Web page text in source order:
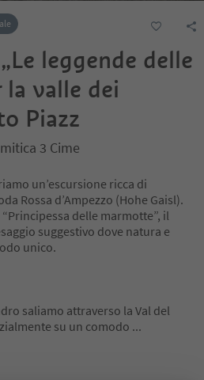
leggende delle
valle dei
Piazz
3 Cime
un’escursione ricca di
Rossa d’Ampezzo (Hohe Gaisl).
delle marmotte”, il
suggestivo dove natura e
unico.
saliamo attraverso la Val del
su un comodo ...